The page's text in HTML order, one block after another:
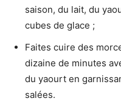
saison, du lait, du
cubes de glace ;
Faites cuire des
dizaine de minutes
du yaourt en
salées.